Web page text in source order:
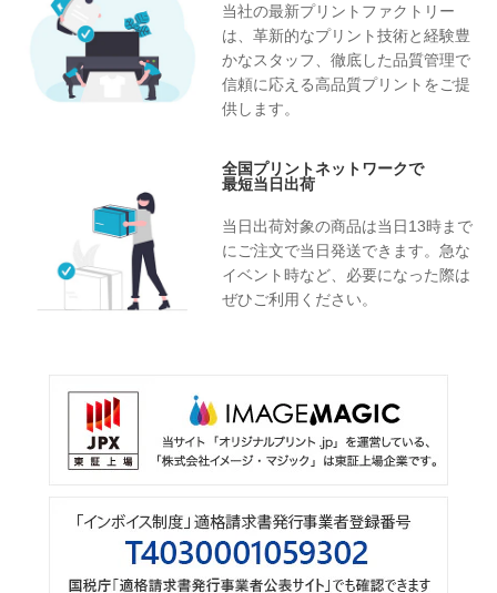
当社の最新プリントファクトリー
は、革新的なプリント技術と経験豊
かなスタッフ、徹底した品質管理で
信頼に応える高品質プリントをご提
供します。
全国プリントネットワークで
最短当日出荷
当日出荷対象の商品は当日13時まで
にご注文で当日発送できます。急な
イベント時など、必要になった際は
ぜひご利用ください。